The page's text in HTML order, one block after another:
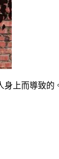
上而導致的